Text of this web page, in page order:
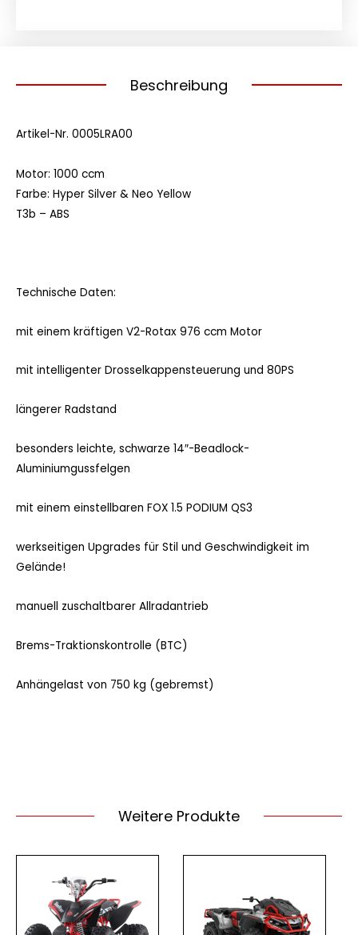
Beschreibung
Artikel-Nr. 0005LRA00
Motor: 1000 ccm
Farbe: Hyper Silver & Neo Yellow
T3b – ABS
Technische Daten:
mit einem kräftigen V2-Rotax 976 ccm Motor
mit intelligenter Drosselkappensteuerung und 80PS
längerer Radstand
besonders leichte, schwarze 14″-Beadlock-
Aluminiumgussfelgen
mit einem einstellbaren FOX 1.5 PODIUM QS3
werkseitigen Upgrades für Stil und Geschwindigkeit im
Gelände!
manuell zuschaltbarer Allradantrieb
Brems-Traktionskontrolle (BTC)
Anhängelast von 750 kg (gebremst)
Weitere Produkte
Produkt
weist
mehrere